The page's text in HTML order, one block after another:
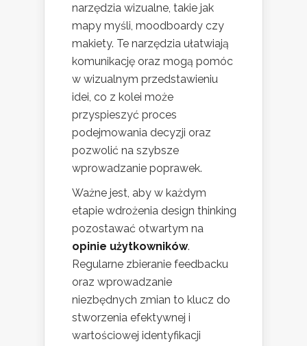
narzędzia wizualne, takie jak
mapy myśli, moodboardy czy
makiety. Te narzędzia ułatwiają
komunikację oraz mogą pomóc
w wizualnym przedstawieniu
idei, co z kolei może
przyspieszyć proces
podejmowania decyzji oraz
pozwolić na szybsze
wprowadzanie poprawek.
Ważne jest, aby w każdym
etapie wdrożenia design thinking
pozostawać otwartym na
opinie użytkowników.
Regularne zbieranie feedbacku
oraz wprowadzanie
niezbędnych zmian to klucz do
stworzenia efektywnej i
wartościowej identyfikacji